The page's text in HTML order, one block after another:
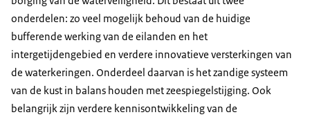
onderdelen: zo veel mogelijk behoud van de huidige
bufferende werking van de eilanden en het
intergetijdengebied en verdere innovatieve versterkingen van
de waterkeringen. Onderdeel daarvan is het zandige systeem
van de kust in balans houden met zeespiegelstijging. Ook
belangrijk zijn verdere kennisontwikkeling van de